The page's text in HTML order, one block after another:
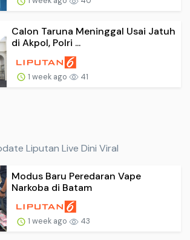
Calon Taruna Meninggal Usai Jatuh
di Akpol, Polri ...
1 week ago 41
Liputan Live Dini Viral
Modus Baru Peredaran Vape
Narkoba di Batam
1 week ago 43